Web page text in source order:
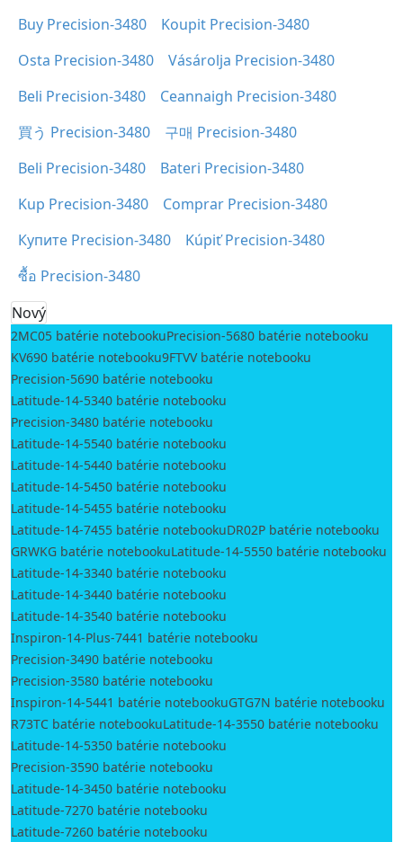
Buy Precision-3480
Koupit Precision-3480
Osta Precision-3480
Vásárolja Precision-3480
Beli Precision-3480
Ceannaigh Precision-3480
買う Precision-3480
구매 Precision-3480
Beli Precision-3480
Bateri Precision-3480
Kup Precision-3480
Comprar Precision-3480
Купите Precision-3480
Kúpiť Precision-3480
ซื้อ Precision-3480
Nový
2MC05 batérie notebookuPrecision-5680 batérie notebooku
KV690 batérie notebooku9FTVV batérie notebooku
Precision-5690 batérie notebooku
Latitude-14-5340 batérie notebooku
Precision-3480 batérie notebooku
Latitude-14-5540 batérie notebooku
Latitude-14-5440 batérie notebooku
Latitude-14-5450 batérie notebooku
Latitude-14-5455 batérie notebooku
Latitude-14-7455 batérie notebookuDR02P batérie notebooku
GRWKG batérie notebookuLatitude-14-5550 batérie notebooku
Latitude-14-3340 batérie notebooku
Latitude-14-3440 batérie notebooku
Latitude-14-3540 batérie notebooku
Inspiron-14-Plus-7441 batérie notebooku
Precision-3490 batérie notebooku
Precision-3580 batérie notebooku
Inspiron-14-5441 batérie notebookuGTG7N batérie notebooku
R73TC batérie notebookuLatitude-14-3550 batérie notebooku
Latitude-14-5350 batérie notebooku
Precision-3590 batérie notebooku
Latitude-14-3450 batérie notebooku
Latitude-7270 batérie notebooku
Latitude-7260 batérie notebooku